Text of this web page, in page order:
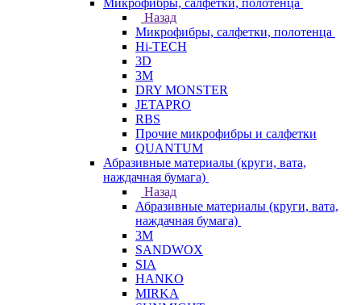
Микрофибры, салфетки, полотенца
Назад
Микрофибры, салфетки, полотенца
Hi-TECH
3D
3М
DRY MONSTER
JETAPRO
RBS
Прочие микрофибры и салфетки
QUANTUM
Абразивные материалы (круги, вата,
наждачная бумага)
Назад
Абразивные материалы (круги, вата,
наждачная бумага)
3М
SANDWOX
SIA
HANKO
MIRKA